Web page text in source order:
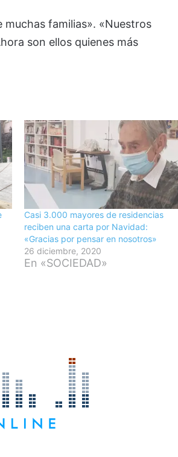
muchas familias». «Nuestros
son ellos quienes más
Casi 3.000 mayores de residencias
reciben una carta por Navidad:
«Gracias por pensar en nosotros»
26 diciembre, 2020
En «SOCIEDAD»